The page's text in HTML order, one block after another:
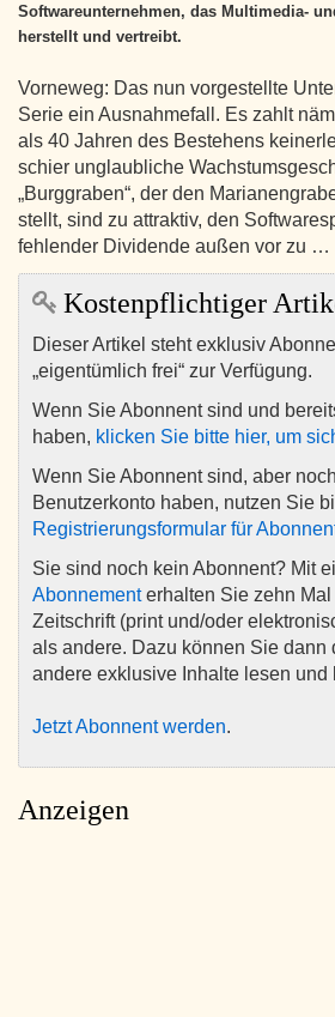
Softwareunternehmen, das Multimedia-
herstellt und vertreibt.
Vorneweg: Das nun vorgestellte
Serie ein Ausnahmefall. Es zahlt
als 40 Jahren des Bestehens
schier unglaubliche
„Burggraben“, der den
stellt, sind zu attraktiv, den
fehlender Dividende außen vor zu …
Kostenpflichtiger
Dieser Artikel steht exklusiv
„eigentümlich frei“ zur Verfügung.
Wenn Sie Abonnent sind und
haben, klicken Sie bitte hier, um
Wenn Sie Abonnent sind, aber
Benutzerkonto haben, nutzen Sie
Registrierungsformular für
Sie sind noch kein Abonnent? Mit
Abonnementerhalten Sie zehn Mal
Zeitschrift (print und/oder
als andere. Dazu können Sie dann
andere exklusive Inhalte lesen und
Jetzt Abonnent werden.
Anzeigen